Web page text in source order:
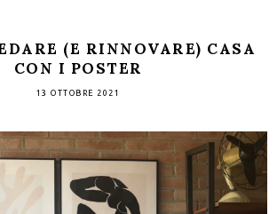
(E RINNOVARE) CASA
CON I POSTER
13 OTTOBRE 2021